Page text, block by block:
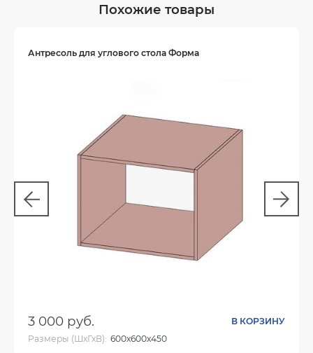
Похожие товары
Антресоль для углового стола Форма
3 000 руб.
В КОРЗИНУ
Размеры (ШхГхВ): 600х600х450